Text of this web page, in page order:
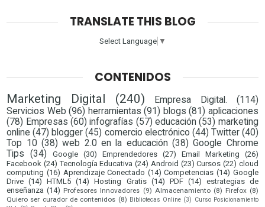
TRANSLATE THIS BLOG
Select Language ▼
CONTENIDOS
Marketing Digital (240) Empresa Digital.
(114)
Servicios Web (96) herramientas (91) blogs (81) aplicaciones
(78) Empresas (60) infografías (57) educación (53) marketing
online (47) blogger (45) comercio electrónico (44) Twitter (40)
Top 10 (38) web 2.0 en la educación (38) Google Chrome
Tips
(34) Google (30) Emprendedores (27) Email Marketing
(26)
Facebook (24) Tecnología Educativa (24) Android (23) Cursos (22) cloud
computing (16) Aprendizaje Conectado (14) Competencias (14) Google
Drive (14) HTML5 (14) Hosting Gratis (14) PDF (14) estrategias de
enseñanza (14) Profesores Innovadores (9) Almacenamiento (8) Firefox (8)
Quiero ser curador de contenidos (8) Bibliotecas Online (3) Curso Posicionamiento